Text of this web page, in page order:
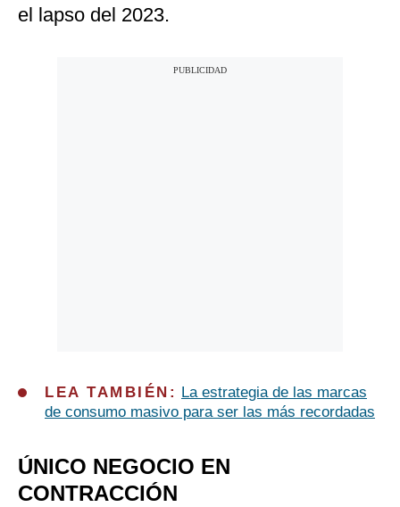
el lapso del 2023.
LEA TAMBIÉN:
La estrategia de las marcas
de consumo masivo para ser las más recordadas
ÚNICO NEGOCIO EN
CONTRACCIÓN